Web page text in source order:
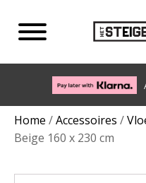
Eigen bezorgdienst
Home /Accessoires /
Beige 160 x 230 cm